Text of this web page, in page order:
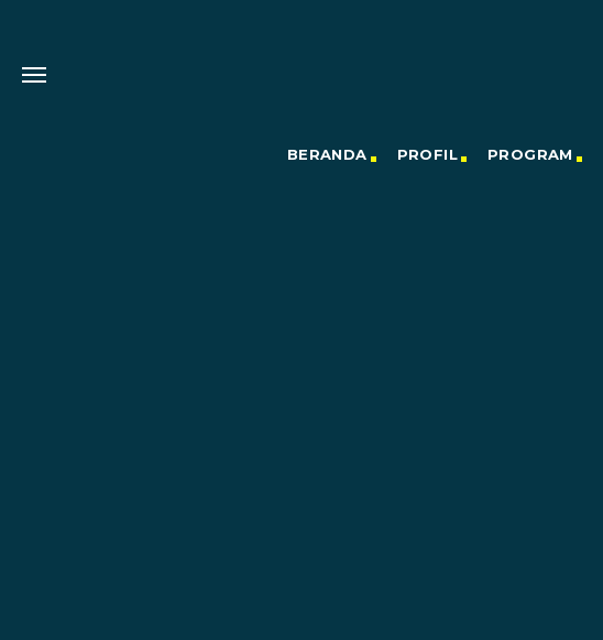
BERANDA PROFIL PROGRAM